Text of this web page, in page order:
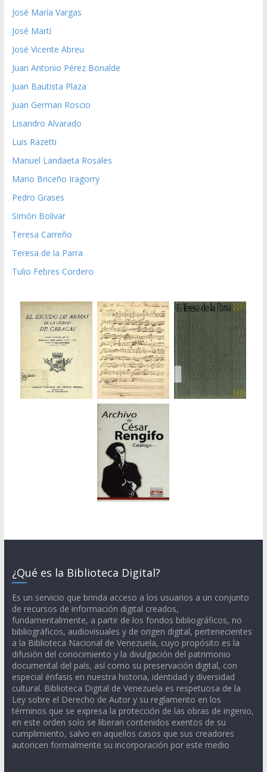
José María Vargas
José Martí
José Vicente Abreu
Juan Antonio Pérez Bonalde
Juan Bautista Plaza
Juan German Roscio
Lisandro Alvarado
Luis Razetti
Manuel Landaeta Rosales
Mario Briceño Iragorry
Pedro Grases
Simón Bolívar
Teresa Carreño
Teresa de la Parra
Tulio Febres Cordero
¿Qué es la Biblioteca Digital?
Es un servicio que brinda acceso a los usuarios a un conjunto
de recursos de información digital creados,
fundamentalmente, a partir de los fondos bibliográficos, no
bibliográficos, audiovisuales y de origen digital, pertenecientes
a la Biblioteca Nacional de Venezuela, cuyo propósito es la
difusión del conocimiento y la divulgación del patrimonio
documental del país, así como su preservación digital, con
especial énfasis en nuestra historia, identidad y diversidad
cultural. Biblioteca Digital de Venezuela es respetuosa de la
Ley sobre el Derecho de Autor y su reglamento en los
términos que se expresa la protección de las obras de ingenio,
en este orden solo se liberan contenidos exentos de su
cumplimiento, salvo en aquellos casos que sus creadores
autoricen formalmente su incorporación por este medio